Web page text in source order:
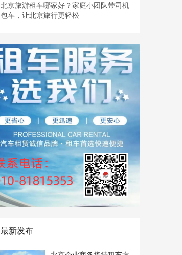
北京旅游租车哪家好？家庭小团队带司机
包车，让北京旅行更轻松
最新发布